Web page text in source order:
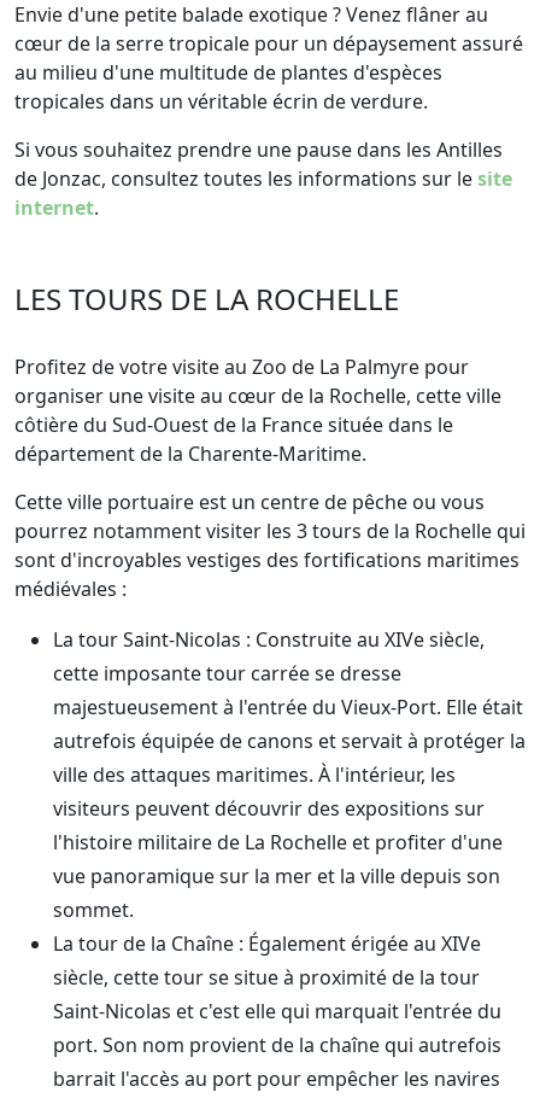
Envie d'une petite balade exotique ? Venez flâner au
cœur de la serre tropicale pour un dépaysement assuré
au milieu d'une multitude de plantes d'espèces
tropicales dans un véritable écrin de verdure.
Si vous souhaitez prendre une pause dans les Antilles
de Jonzac, consultez toutes les informations sur lesite
internet.
LES TOURS DE LA ROCHELLE
Profitez de votre visite au Zoo de La Palmyre pour
organiser une visite au cœur de la Rochelle, cette ville
côtière du Sud-Ouest de la France située dans le
département de la Charente-Maritime.
Cette ville portuaire est un centre de pêche ou vous
pourrez notamment visiter les 3 tours de la Rochelle qui
sont d'incroyables vestiges des fortifications maritimes
médiévales :
La tour Saint-Nicolas : Construite au XIVe siècle,
cette imposante tour carrée se dresse
majestueusement à l'entrée du Vieux-Port. Elle était
autrefois équipée de canons et servait à protéger la
ville des attaques maritimes. À l'intérieur, les
visiteurs peuvent découvrir des expositions sur
l'histoire militaire de La Rochelle et profiter d'une
vue panoramique sur la mer et la ville depuis son
sommet.
La tour de la Chaîne : Également érigée au XIVe
siècle, cette tour se situe à proximité de la tour
Saint-Nicolas et c'est elle qui marquait l'entrée du
port. Son nom provient de la chaîne qui autrefois
barrait l'accès au port pour empêcher les navires